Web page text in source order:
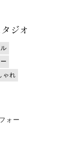
ジオ
ゃれ
ォー